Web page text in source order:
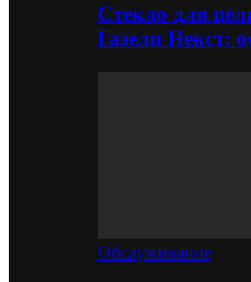
Стекло для
Газели Некст:
Обслуживание